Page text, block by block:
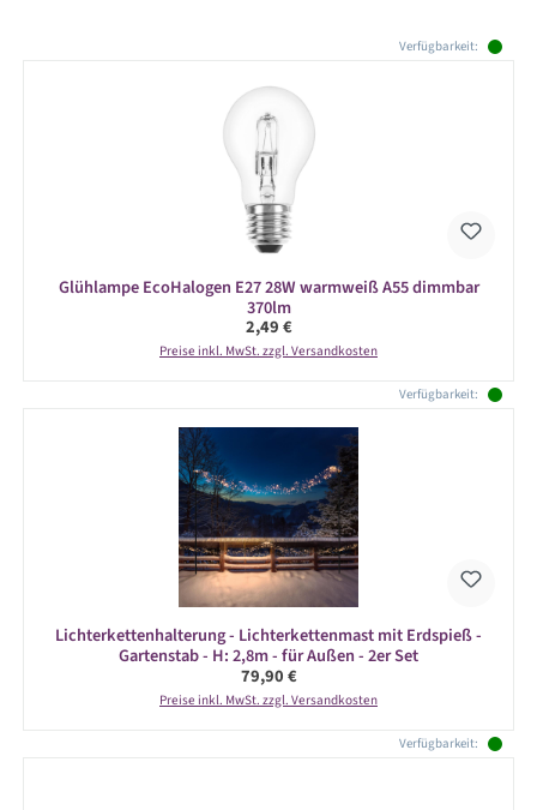
Verfügbarkeit:
Glühlampe EcoHalogen E27 28W warmweiß A55 dimmbar
370lm
Regulärer Preis:
2,49 €
Preise inkl. MwSt. zzgl. Versandkosten
Verfügbarkeit:
Lichterkettenhalterung - Lichterkettenmast mit Erdspieß -
Gartenstab - H: 2,8m - für Außen - 2er Set
Regulärer Preis:
79,90 €
Preise inkl. MwSt. zzgl. Versandkosten
Verfügbarkeit: